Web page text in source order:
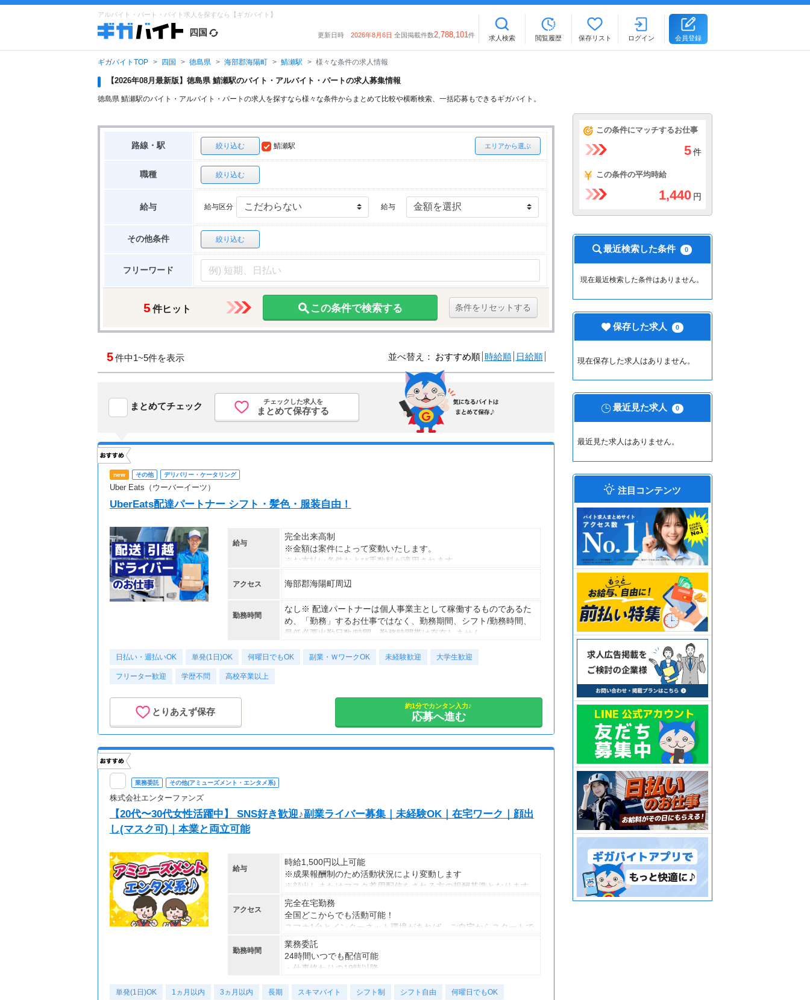
アルバイト・パート・バイト求人を探すなら【ギガバイト】
四国 更新日時 2026年8月6日 全国掲載件数2,788,101件 求人検索 閲覧履歴 保存リスト ログイン 会員登録
ギガバイトTOP 四国 徳島県 海部郡海陽町 鯖瀬駅 様々な条件の求人情報
【2026年08月最新版】徳島県 鯖瀬駅のバイト・アルバイト・パートの求人募集情報
徳島県 鯖瀬駅のバイト・アルバイト・パートの求人を探すなら様々な条件からまとめて比較や横断検索、一括応募もできるギガバイト。
路線・駅 絞り込む エリアから選ぶ
鯖瀬駅
職種 絞り込む
給与 給与区分 給与
その他条件 絞り込む
フリーワード
5 件ヒット この条件で検索する 条件をリセットする
5件中1~5件を表示 並べ替え： おすすめ順 時給順 日給順
まとめてチェック チェックした求人を
まとめて保存する
new その他 デリバリー・ケータリング
Uber Eats（ウーバーイーツ）
UberEats配達パートナー シフト・髪色・服装自由！
給与
完全出来高制
※金額は案件によって変動いたします。
※お支払い条件および手数料が適用されます
アクセス 海部郡海陽町周辺
勤務時間
なし※ 配達パートナーは個人事業主として稼働するものであるた
め、「勤務」するお仕事ではなく、勤務期間、シフト/勤務時間、
最低必要出勤日数/時間、勤務時間帯は存在しません。
日払い・週払いOK 単発(1日)OK 何曜日でもOK 副業・ＷワークOK 未経験歓迎 大学生歓迎
フリーター歓迎 学歴不問 高校卒業以上
とりあえず保存
約1分でカンタン入力♪
応募へ進む
業務委託 その他(アミューズメント・エンタメ系)
株式会社エンターファンズ
【20代〜30代女性活躍中】 SNS好き歓迎♪副業ライバー募集｜未経験OK｜在宅ワーク｜顔出
し(マスク可)｜本業と両立可能
給与
時給1,500円以上可能
※成果報酬制のため活動状況により変動します
※顔出しまたはマスク着用配信をされる方の報酬基準となります
【収入例】
■事務職Aさん（週3日・月50時間程度）
月収8万円～15万円
■営業職Bさん（週4日・月80時間程度）
月収15万円～25万円
■主婦Cさん（月100時間程度）
本業や家庭と両立しながら副業として活動されています。
アクセス
完全在宅勤務
全国どこからでも活動可能！
スマホ1台とインターネット環境があれば、ご自宅からスタートで
きます。
通勤時間ゼロだから、本業やプライベートとの両立もラクラク♪
勤務時間
業務委託
24時間いつでも配信可能
・仕事終わりの19時以降
・スキマ時間だけ
単発(1日)OK 1ヵ月以内 3ヵ月以内 長期 スキマバイト シフト制 シフト自由 何曜日でもOK
この条件にマッチするお仕事
5 件
この条件の平均時給
1,440 円
最近検索した条件 0
現在最近検索した条件はありません。
保存した求人 0
現在保存した求人はありません。
最近見た求人 0
最近見た求人はありません。
注目コンテンツ